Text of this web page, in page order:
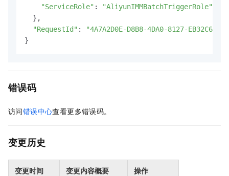
"ServiceRole" :
"AliyunIMMBatchTriggerRole"
  },
"RequestId" :
"4A7A2D0E-D8B8-4DA0-8127-
}
错误码
访问错误中心查看更多错误码。
变更历史
变更时间 变更内容概要 操作